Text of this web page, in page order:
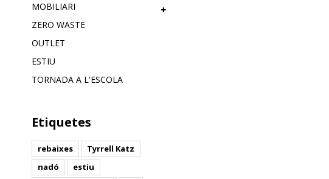
MOBILIARI
ZERO WASTE
OUTLET
ESTIU
TORNADA A L'ESCOLA
Etiquetes
rebaixes
Tyrrell Katz
nadó
estiu